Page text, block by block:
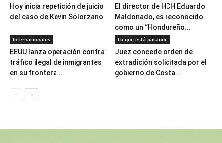
Hoy inicia repetición de juicio
del caso de Kevin Solorzano
El director de HCH Eduardo
Maldonado, es reconocido
como un “Hondureño...
Internacionales
EEUU lanza operación contra
tráfico ilegal de inmigrantes
en su frontera...
Lo que está pasando
Juez concede orden de
extradición solicitada por el
gobierno de Costa...